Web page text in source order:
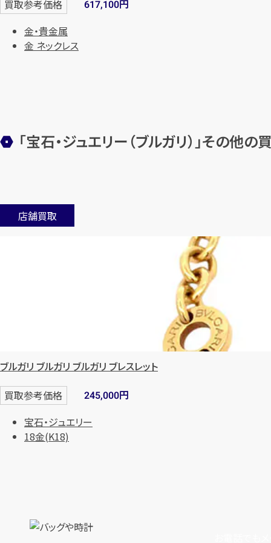
買取参考価格 617,100円
金・貴金属
金 ネックレス
「宝石・ジュエリー（ブルガリ）」その他
店舗買取
ブルガリ ブルガリ ブルガリ ブレスレット
買取参考価格 245,000円
宝石・ジュエリー
18金(K18)